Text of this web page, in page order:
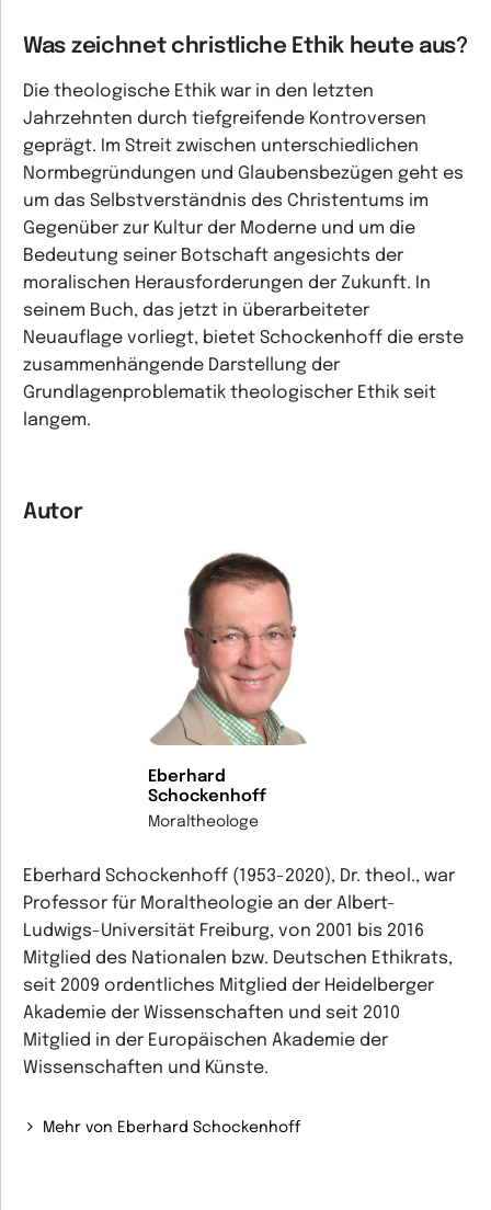
Was zeichnet christliche Ethik heute aus?
Die theologische Ethik war in den letzten
Jahrzehnten durch tiefgreifende Kontroversen
geprägt. Im Streit zwischen unterschiedlichen
Normbegründungen und Glaubensbezügen geht es
um das Selbstverständnis des Christentums im
Gegenüber zur Kultur der Moderne und um die
Bedeutung seiner Botschaft angesichts der
moralischen Herausforderungen der Zukunft. In
seinem Buch, das jetzt in überarbeiteter
Neuauflage vorliegt, bietet Schockenhoff die erste
zusammenhängende Darstellung der
Grundlagenproblematik theologischer Ethik seit
langem.
Autor
Eberhard
Schockenhoff
Moraltheologe
Eberhard Schockenhoff (1953-2020), Dr. theol., war
Professor für Moraltheologie an der Albert-
Ludwigs-Universität Freiburg, von 2001 bis 2016
Mitglied des Nationalen bzw. Deutschen Ethikrats,
seit 2009 ordentliches Mitglied der Heidelberger
Akademie der Wissenschaften und seit 2010
Mitglied in der Europäischen Akademie der
Wissenschaften und Künste.
Mehr von Eberhard Schockenhoff